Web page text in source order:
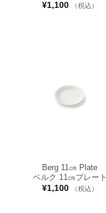
¥1,100 （税込）
Berg 11㎝ Plate
ベルク 11㎝プレート
¥1,100 （税込）